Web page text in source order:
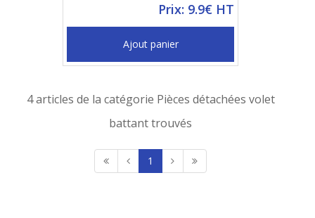
Prix: 9.9€ HT
Ajout panier
4 articles de la catégorie Pièces détachées volet
battant trouvés
1